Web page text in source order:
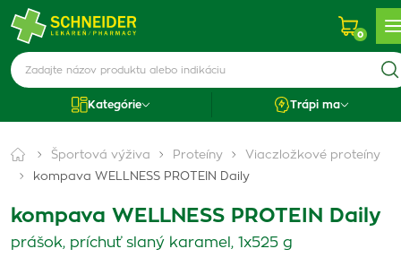
0
Kategórie Trápi ma
Športová výživa Proteíny
Viaczložkové proteíny
kompava WELLNESS PROTEIN Daily
kompava WELLNESS PROTEIN Daily
prášok, príchuť slaný karamel, 1x525 g